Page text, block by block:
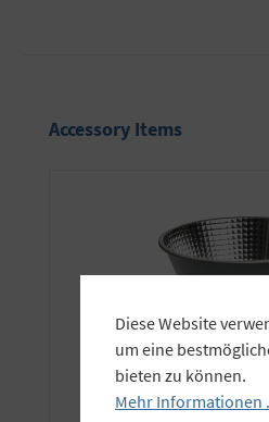
Produktgalerie überspringen
Accessory Items
Diese Website
um eine
bieten zu können.
Mehr Informationen